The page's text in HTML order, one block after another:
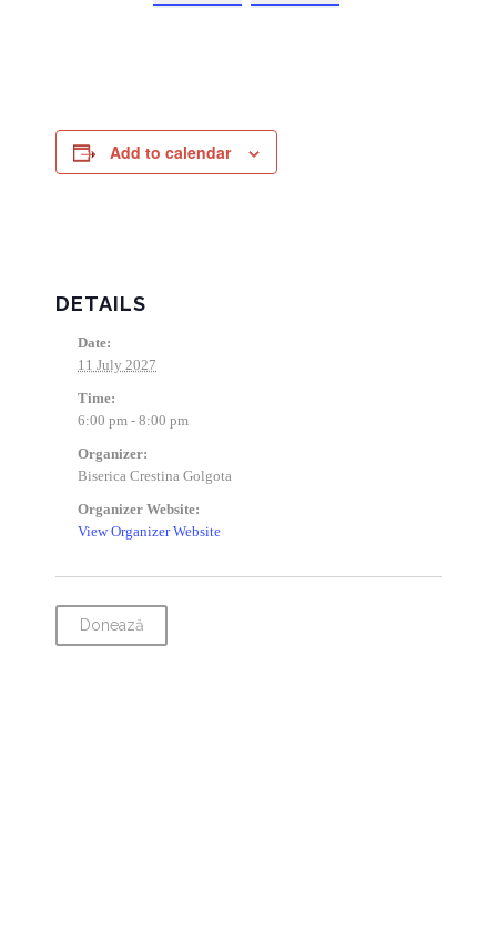
Add to calendar
DETAILS
Date:
11 July 2027
Time:
6:00 pm - 8:00 pm
Organizer:
Biserica Crestina Golgota
Organizer Website:
View Organizer Website
Donează